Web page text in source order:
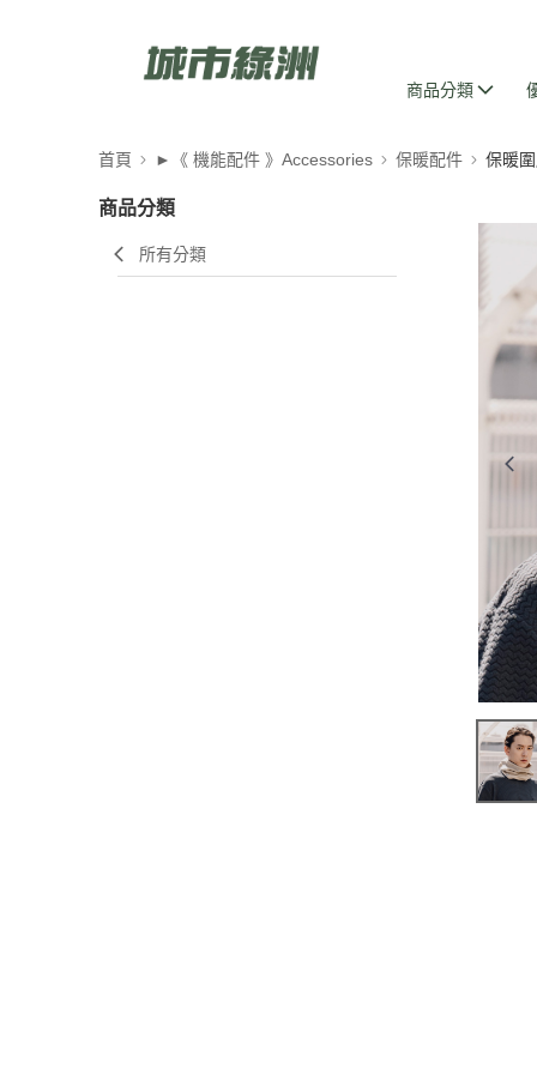
商品分類
首頁 ►《 機能配件 》Accessories 保暖配件 保暖
商品分類
所有分類